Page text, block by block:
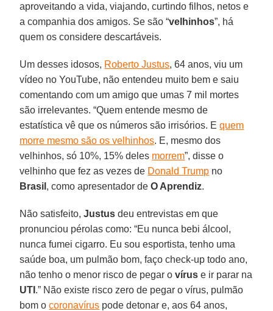
aproveitando a vida, viajando, curtindo filhos, netos e
a companhia dos amigos. Se são “velhinhos”, há
quem os considere descartáveis.
Um desses idosos, Roberto Justus, 64 anos, viu um
vídeo no YouTube, não entendeu muito bem e saiu
comentando com um amigo que umas 7 mil mortes
são irrelevantes. “Quem entende mesmo de
estatística vê que os números são irrisórios. Equem
morre mesmo são os velhinhos. E, mesmo dos
velhinhos, só 10%, 15% deles morrem”, disse o
velhinho que fez as vezes de Donald Trump no
Brasil , como apresentador deO Aprendiz.
Não satisfeito,Justus deu entrevistas em que
pronunciou pérolas como: “Eu nunca bebi álcool,
nunca fumei cigarro. Eu sou esportista, tenho uma
saúde boa, um pulmão bom, faço check-up todo ano,
não tenho o menor risco de pegar ovírus e ir parar na
UTI .” Não existe risco zero de pegar o vírus, pulmão
bom ocoronavírus pode detonar e, aos 64 anos,